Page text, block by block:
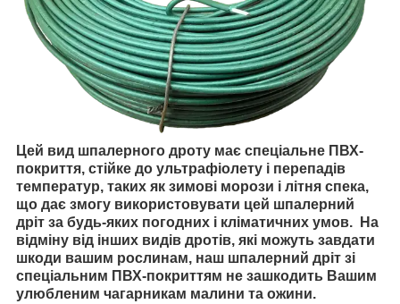
Цей вид шпалерного дроту має спеціальне ПВХ-
покриття, стійке до ультрафіолету і перепадів
температур, таких як зимові морози і літня спека,
що дає змогу використовувати цей шпалерний
дріт за будь-яких погодних і кліматичних умов. На
відміну від інших видів дротів, які можуть завдати
шкоди вашим рослинам, наш шпалерний дріт зі
спеціальним ПВХ-покриттям не зашкодить Вашим
улюбленим чагарникам малини та ожини.